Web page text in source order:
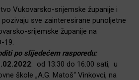
Vukovarsko-srijemske županije i
sve zainteresirane punoljetne
srijemske županije na
19.
po slijedećem rasporedu:
. od 13:30 do 16:00 sati, u
škole „A.G. Matoš“ Vinkovci, na